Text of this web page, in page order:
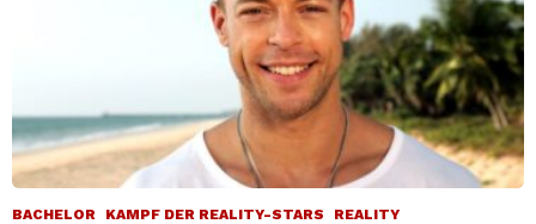
BACHELOR KAMPF DER REALITY-STARS
REALITY